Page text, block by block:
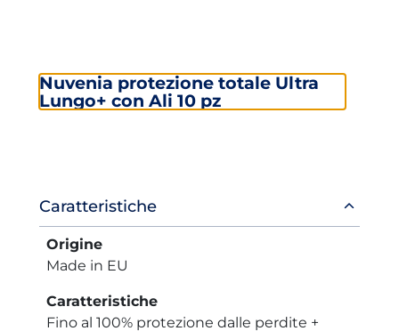
Nuvenia protezione totale Ultra
Lungo+ con Ali 10 pz
Informazioni
prodotto
Caratteristiche
Origine
Made in EU
Caratteristiche
Fino al 100% protezione dalle perdite +